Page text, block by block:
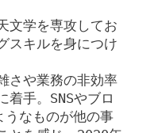
文学を専攻してお
スキルを身につけ
さや業務の非効率
着手。SNSやブロ
なものが他の事